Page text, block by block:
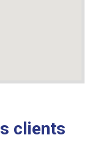
clients